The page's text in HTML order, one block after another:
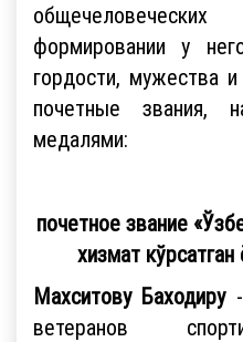
формировании у
гордости, мужества
почетные звания,
медалями:
почетное звание
хизмат
Махситову Баходиру-
ветеранов